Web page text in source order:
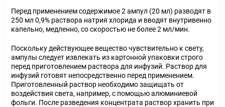
Перед применением содержимое 2 ампул (20 мл) разводят в
250 мл 0,9% раствора натрия хлорида и вводят внутривенно
капельно, медленно, со скоростью не более 2 мл/мин.
Поскольку действующее вещество чувствительно к свету,
ампулы следует извлекать из картонной упаковки строго
перед приготовлением раствора для инфузий. Раствор для
инфузий готовят непосредственно перед применением.
Приготовленный раствор необходимо защищать от
воздействия света, например, с помощью алюминиевой
фольги. После разведения концентрата раствор хранить при